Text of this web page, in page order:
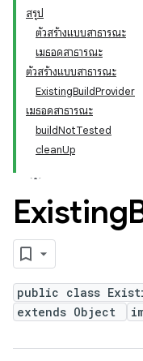
สรุป
ตัวสร้างแบบสาธารณะ
เมธอดสาธารณะ
ตัวสร้างแบบสาธารณะ
ExistingBuildProvider
เมธอดสาธารณะ
buildNotTested
cleanUp
Existing
public class
extends Object